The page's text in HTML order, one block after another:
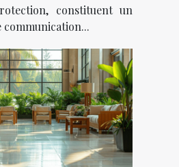
constituent un